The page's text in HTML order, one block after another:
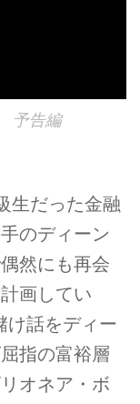
予告編
生だった金融
のディーン
然にも再会
画してい
け話をディー
指の富裕層
オネア・ボ